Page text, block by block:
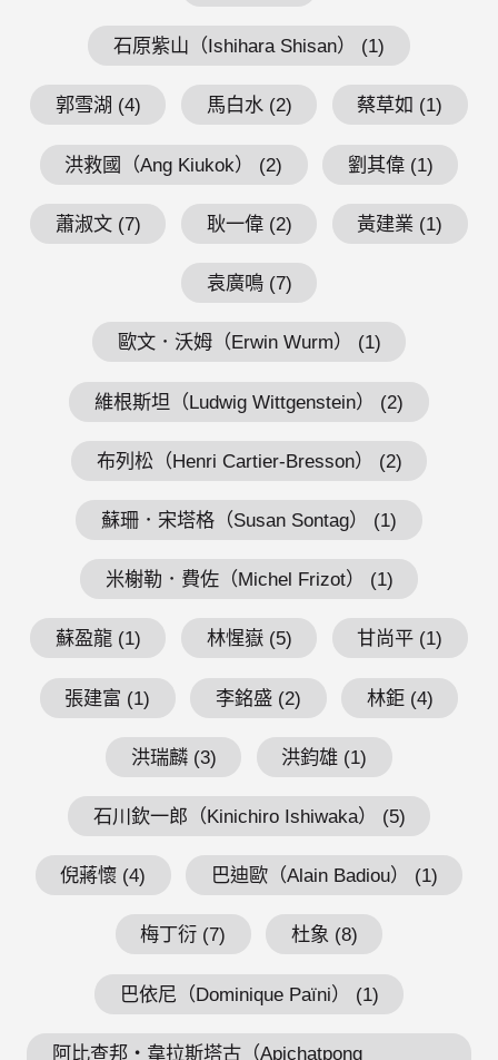
石原紫山（Ishihara Shisan） (1)
郭雪湖 (4) 馬白水 (2) 蔡草如 (1)
洪救國（Ang Kiukok） (2) 劉其偉 (1)
蕭淑文 (7) 耿一偉 (2) 黃建業 (1)
袁廣鳴 (7)
歐文．沃姆（Erwin Wurm） (1)
維根斯坦（Ludwig Wittgenstein） (2)
布列松（Henri Cartier-Bresson） (2)
蘇珊．宋塔格（Susan Sontag） (1)
米榭勒．費佐（Michel Frizot） (1)
蘇盈龍 (1) 林惺嶽 (5) 甘尚平 (1)
張建富 (1) 李銘盛 (2) 林鉅 (4)
洪瑞麟 (3) 洪鈞雄 (1)
石川欽一郎（Kinichiro Ishiwaka） (5)
倪蔣懷 (4) 巴迪歐（Alain Badiou） (1)
梅丁衍 (7) 杜象 (8)
巴依尼（Dominique Païni） (1)
阿比查邦・韋拉斯塔古（Apichatpong